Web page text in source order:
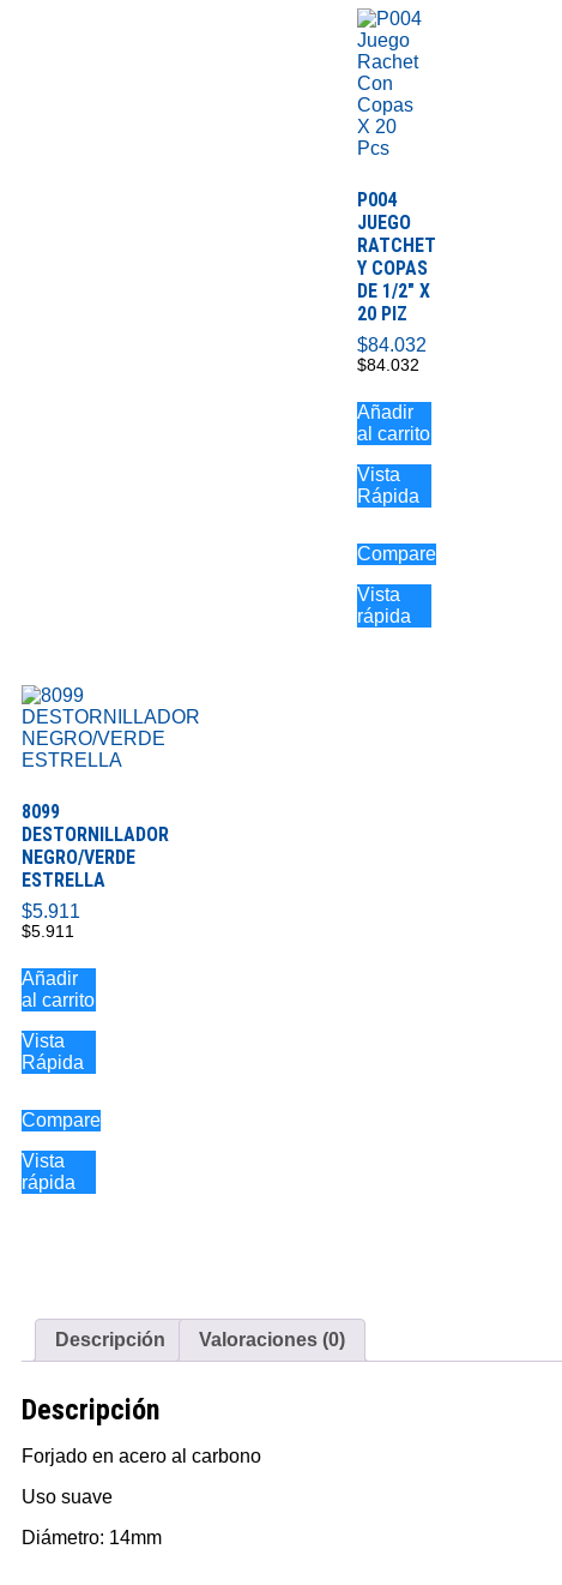
P004
JUEGO
RATCHET
Y COPAS
DE 1/2″ X
20 PIZ
$84.032
$84.032
Añadir
al carrito
Vista
Rápida
Compare
Vista
rápida
8099
DESTORNILLADOR
NEGRO/VERDE
ESTRELLA
$5.911
$5.911
Añadir
al carrito
Vista
Rápida
Compare
Vista
rápida
Descripción Valoraciones (0)
Descripción
Forjado en acero al carbono
Uso suave
Diámetro: 14mm